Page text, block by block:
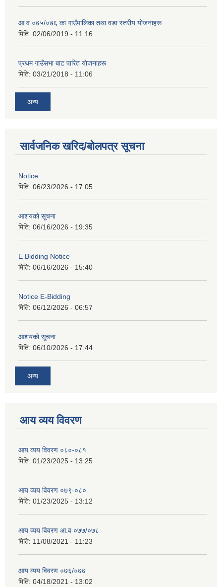
आ‍.व ०७५/०७६ का गाउँपालिका तथा वडा स्तरीय याेजनाहरू
मिति: 02/06/2019 - 11:16
प्रथम गाउँसभा बाट पारित याेजनाहरू
मिति: 03/21/2018 - 11:06
अन्य
सार्वजनिक खरिद/बोलपत्र सूचना
Notice
मिति: 06/23/2026 - 17:05
आशयको सूचना
मिति: 06/16/2026 - 19:35
E Bidding Notice
मिति: 06/16/2026 - 15:40
Notice E-Bidding
मिति: 06/12/2026 - 06:57
आशयको सूचना
मिति: 06/10/2026 - 17:44
अन्य
आय व्यय विवरण
आय व्यय विवरण ०८०-०८१
मिति: 01/23/2025 - 13:25
आय व्यय विवरण ०७९-०८०
मिति: 01/23/2025 - 13:12
आय व्यय विवरण आ.व ०७७/०७८
मिति: 11/08/2021 - 11:23
आय व्यय विवरण ०७६/०७७
मिति: 04/18/2021 - 13:02